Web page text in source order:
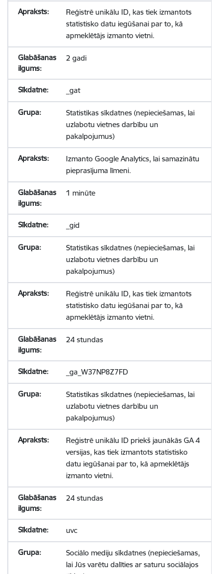
Reģistrē unikālu ID, kas tiek izmantots
statistisko datu iegūšanai par to, kā
apmeklētājs izmanto vietni.
2 gadi
_gat
Statistikas sīkdatnes (nepieciešamas, lai
uzlabotu vietnes darbību un
pakalpojumus)
Izmanto Google Analytics, lai samazinātu
pieprasījuma līmeni.
1 minūte
_gid
Statistikas sīkdatnes (nepieciešamas, lai
uzlabotu vietnes darbību un
pakalpojumus)
Reģistrē unikālu ID, kas tiek izmantots
statistisko datu iegūšanai par to, kā
apmeklētājs izmanto vietni.
24 stundas
_ga_W37NP8Z7FD
Statistikas sīkdatnes (nepieciešamas, lai
uzlabotu vietnes darbību un
pakalpojumus)
Reģistrē unikālu ID priekš jaunākās GA 4
versijas, kas tiek izmantots statistisko
datu iegūšanai par to, kā apmeklētājs
izmanto vietni.
24 stundas
uvc
Sociālo mediju sīkdatnes (nepieciešamas,
lai Jūs varētu dalīties ar saturu sociālajos